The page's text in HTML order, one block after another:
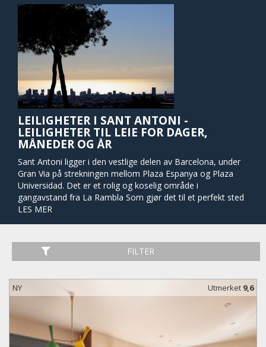
LEILIGHETER I SANT ANTONI -
LEILIGHETER TIL LEIE FOR DAGER,
MÅNEDER OG ÅR
Sant Antoni ligger i den vestlige delen av Barcelona, ​​under
Gran Via på strekningen mellom Plaza Espanya og Plaza
Universidad. Det er et rolig og koselig område i
gangavstand fra La Rambla Som gjør det til et perfekt sted
å leie leilighet.
typer mat. På søndager er det en overpriset bokloppis og
frimerkesamler kommer hit til denne imponerende og vakre
LES MER
FILTER
NY Utmerket 9,6